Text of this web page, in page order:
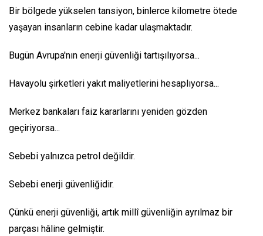
Bir bölgede yükselen tansiyon, binlerce kilometre ötede
yaşayan insanların cebine kadar ulaşmaktadır.
Bugün Avrupa'nın enerji güvenliği tartışılıyorsa...
Havayolu şirketleri yakıt maliyetlerini hesaplıyorsa...
Merkez bankaları faiz kararlarını yeniden gözden
geçiriyorsa...
Sebebi yalnızca petrol değildir.
Sebebi enerji güvenliğidir.
Çünkü enerji güvenliği, artık millî güvenliğin ayrılmaz bir
parçası hâline gelmiştir.